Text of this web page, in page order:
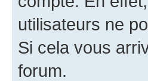
utilisateurs ne
Si cela vous
forum.